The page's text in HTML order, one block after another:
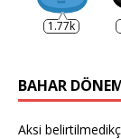
1.77k
BAHAR
Aksi